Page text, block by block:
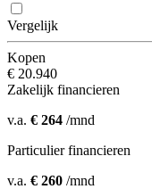
Vergelijk
Kopen
€ 20.940
Zakelijk financieren
v.a. € 264 /mnd
Particulier financieren
v.a. € 260 /mnd